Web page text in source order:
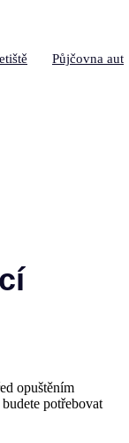
Půjčovna aut
opuštěním
potřebovat